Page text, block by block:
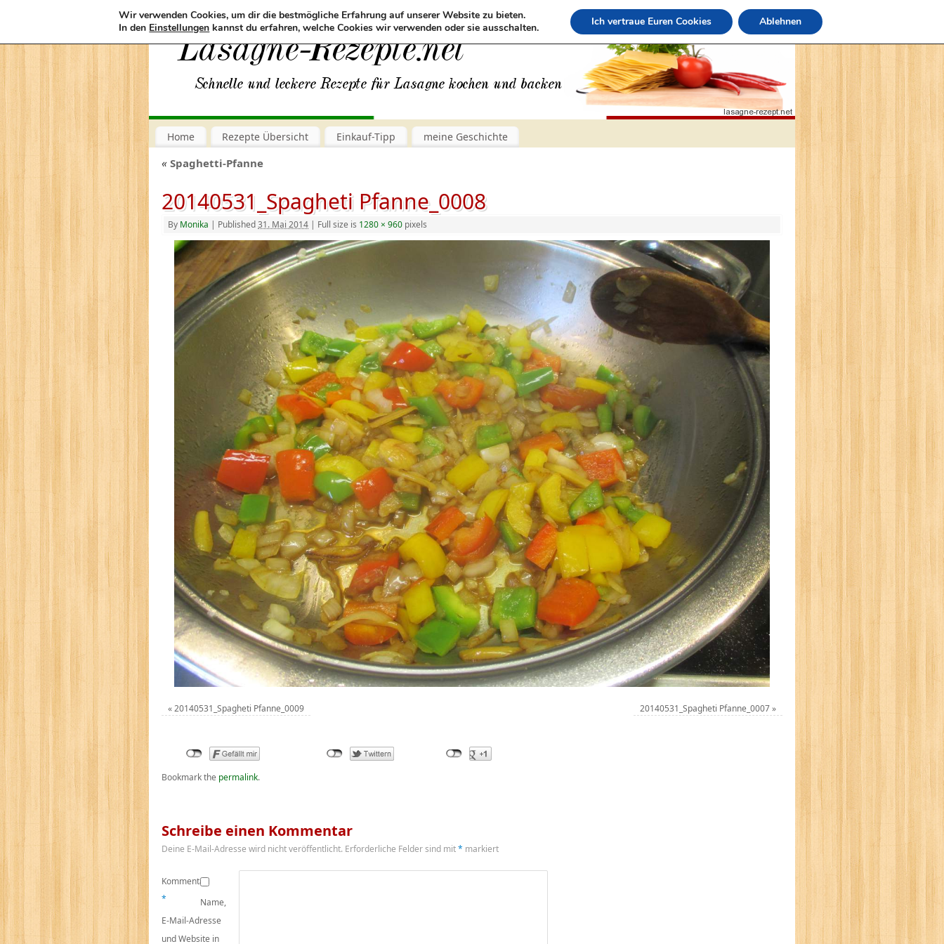
Home Rezepte Übersicht Einkauf-Tipp meine Geschichte
« Spaghetti-Pfanne
20140531_Spagheti Pfanne_0008
By Monika | Published 31. Mai 2014 | Full size is 1280 × 960 pixels
«20140531_Spagheti Pfanne_0009 20140531_Spagheti Pfanne_0007»
Bookmark the permalink.
Schreibe einen Kommentar
Deine E-Mail-Adresse wird nicht veröffentlicht. Erforderliche Felder sind mit* markiert
Kommentar
*
Name,
E-Mail-Adresse
und Website in
Wir verwenden Cookies, um dir die bestmögliche Erfahrung auf unserer Website zu bieten.
In den Einstellungen kannst du erfahren, welche Cookies wir verwenden oder sie ausschalten. Ich vertraue Euren Cookies Ablehnen